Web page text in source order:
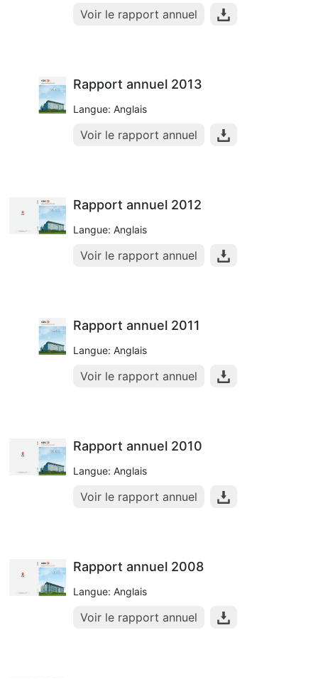
Voir le rapport annuel
Rapport annuel 2013
Langue: Anglais
Voir le rapport annuel
Rapport annuel 2012
Langue: Anglais
Voir le rapport annuel
Rapport annuel 2011
Langue: Anglais
Voir le rapport annuel
Rapport annuel 2010
Langue: Anglais
Voir le rapport annuel
Rapport annuel 2008
Langue: Anglais
Voir le rapport annuel